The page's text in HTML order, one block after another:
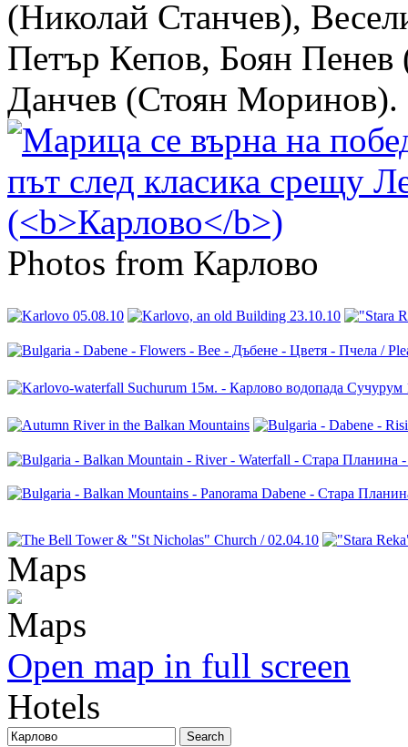
(Николай Станчев),
Петър Кепов, Боян
Данчев (Стоян Моринов).
Photos from Карлово
Maps
Open map in full screen
Hotels